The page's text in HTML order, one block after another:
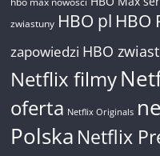
zwiastuny HBO pl HBO
zapowiedzi HBO
Netflix filmy
oferta Netflix Originals
Polska Netflix